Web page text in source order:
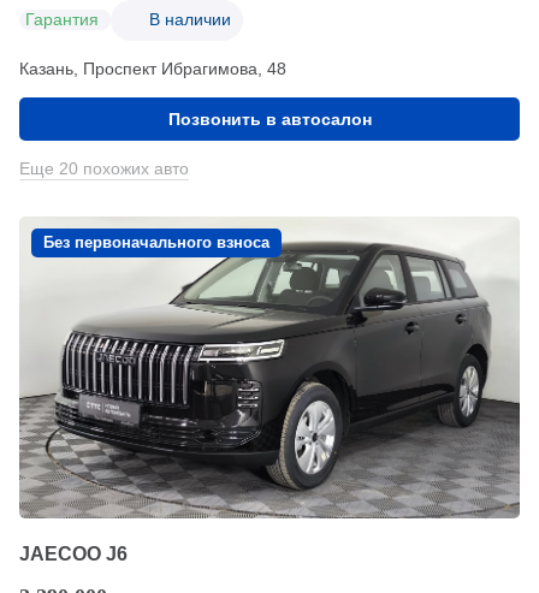
Гарантия В наличии
Казань, Проспект Ибрагимова, 48
Позвонить в автосалон
Еще 20 похожих авто
Без первоначального взноса
JAECOO J6